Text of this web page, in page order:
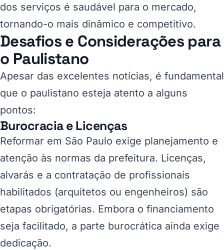
dos serviços é saudável para o mercado,
tornando-o mais dinâmico e competitivo.
Desafios e Considerações para
o Paulistano
Apesar das excelentes notícias, é fundamental
que o paulistano esteja atento a alguns
pontos:
Burocracia e Licenças
Reformar em São Paulo exige planejamento e
atenção às normas da prefeitura. Licenças,
alvarás e a contratação de profissionais
habilitados (arquitetos ou engenheiros) são
etapas obrigatórias. Embora o financiamento
seja facilitado, a parte burocrática ainda exige
dedicação.